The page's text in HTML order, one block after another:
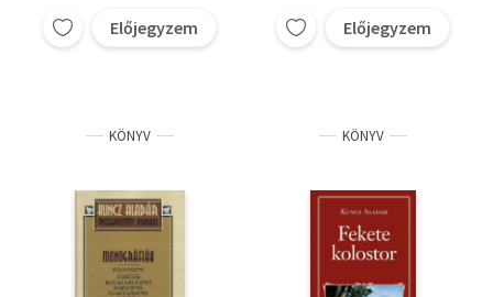
Előjegyzem Előjegyzem
KÖNYV KÖNYV